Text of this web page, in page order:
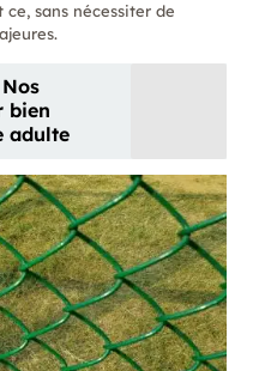
sans nécessiter de
Nos
bien
adulte